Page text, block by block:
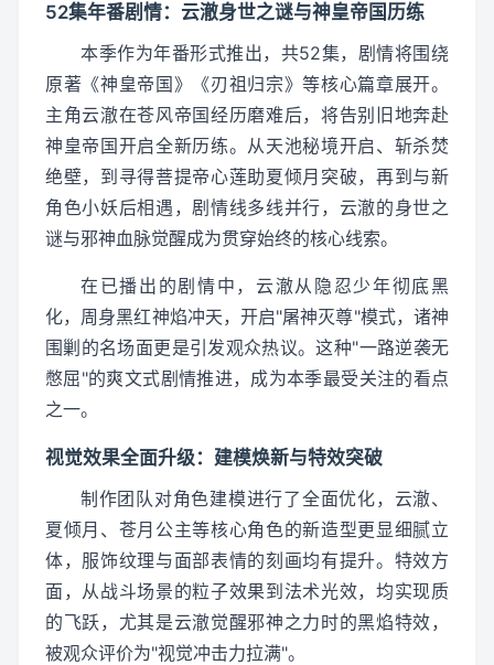
52集年番剧情：云澈身世之谜与神皇帝国历练
本季作为年番形式推出，共52集，剧情将围绕
原著《神皇帝国》《刃祖归宗》等核心篇章展开。
主角云澈在苍风帝国经历磨难后，将告别旧地奔赴
神皇帝国开启全新历练。从天池秘境开启、斩杀焚
绝壁，到寻得菩提帝心莲助夏倾月突破，再到与新
角色小妖后相遇，剧情线多线并行，云澈的身世之
谜与邪神血脉觉醒成为贯穿始终的核心线索。
在已播出的剧情中，云澈从隐忍少年彻底黑
化，周身黑红神焰冲天，开启"屠神灭尊"模式，诸神
围剿的名场面更是引发观众热议。这种"一路逆袭无
憋屈"的爽文式剧情推进，成为本季最受关注的看点
之一。
视觉效果全面升级：建模焕新与特效突破
制作团队对角色建模进行了全面优化，云澈、
夏倾月、苍月公主等核心角色的新造型更显细腻立
体，服饰纹理与面部表情的刻画均有提升。特效方
面，从战斗场景的粒子效果到法术光效，均实现质
的飞跃，尤其是云澈觉醒邪神之力时的黑焰特效，
被观众评价为"视觉冲击力拉满"。